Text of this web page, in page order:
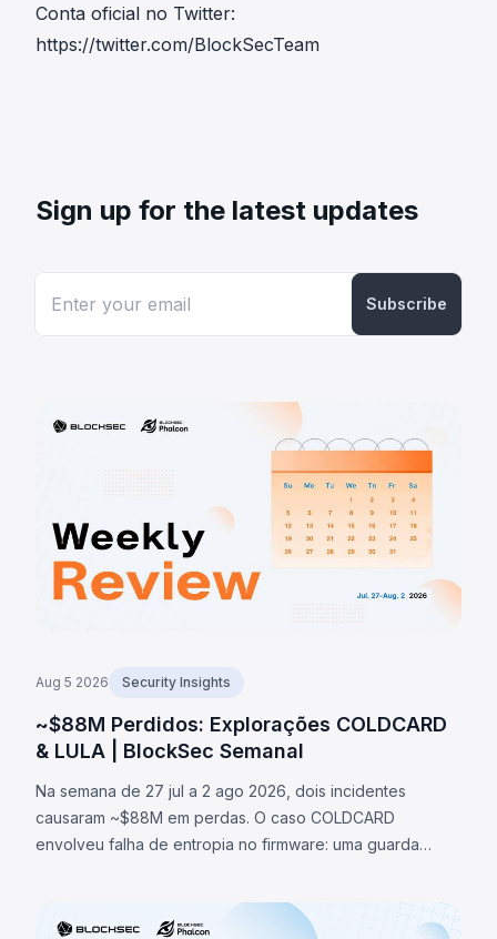
Conta oficial no Twitter:
https://twitter.com/BlockSecTeam
Sign up for the latest updates
Subscribe
Aug 5 2026 Security Insights
~$88M Perdidos: Explorações COLDCARD
& LULA | BlockSec Semanal
Na semana de 27 jul a 2 ago 2026, dois incidentes
causaram ~$88M em perdas. O caso COLDCARD
envolveu falha de entropia no firmware: uma guarda
determinístico, permitindo recuperar seeds e roubar